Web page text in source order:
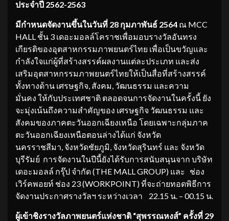
ประจำปี 2562-2563
มีกำหนดจัดงานขึ้นในวันที่ 28 กุมภาพันธ์ 2564 ณ MCC
HALL ชั้น 3 เดอะมอลล์โคราชเพื่อมอบรางวัลอันทรง
เกียรติของอุตสาหกรรมภาพยนตร์ไทย เพื่อเป็นขวัญและ
กำลังใจแก่ผู้ที่สร้างสรรค์ผลงานแต่ละประเภท และส่ง
เสริมอุตสาหกรรมภาพยนตร์ไทยให้เป็นสื่อที่สร้างสรรค์
ทั้งทางด้าน เศรษฐกิจ, สังคม, วัฒนธรรม และความ
มั่นคง ให้กับประเทศชาติ ตลอดจนการจัดงานในครั้งนี้ ยัง
จะมุ่งเน้นถึงความสำคัญของ เศรษฐกิจ วัฒนธรรม และ
สังคมของภาคตะวันออกเฉียงเหนือ โดยเฉพาะกลุ่มภาค
ตะวันออกเฉียงเหนือตอนล่างได้แก่ จังหวัด
นครราชสีมา, จังหวัดชัยภูมิ, จังหวัดสุรินทร์ และ จังหวัด
บุรีรัมย์ การจัดงานในปีนี้ยังได้รับการสนับสนุนจาก บริษัท
เดอะมอลล์ กรุ๊ป จำกัด (THE MALL GROUP) และ ช่อง
เวิร์คพอยท์ ช่อง 23 (WORKPOINT) ที่จะถ่ายทอดพิธีการ
จัดงานประกาศรางวัลฯ ระหว่างเวลา 22.15 น. – 00.15 น.
ผู้เข้าชิงรางวัลภาพยนตร์แห่งชาติ “สุพรรณหงส์” ครั้งที่ 29